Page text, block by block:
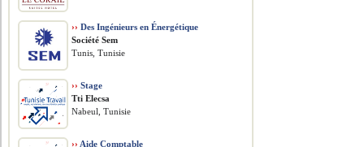
›› Des Ingénieurs en Énergétique
Société Sem
Tunis, Tunisie
›› Stage
Tti Elecsa
Nabeul, Tunisie
›› Aide Comptable